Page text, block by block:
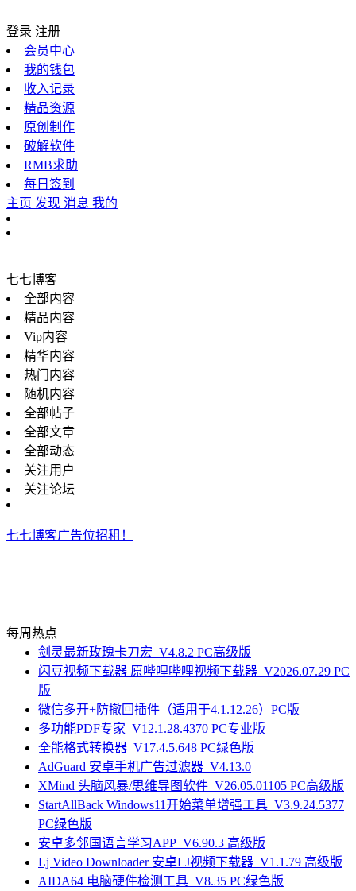
登录 注册
会员中心
我的钱包
收入记录
精品资源
原创制作
破解软件
RMB求助
每日签到
主页 发现 消息 我的
七七博客
全部内容
精品内容
Vip内容
精华内容
热门内容
随机内容
全部帖子
全部文章
全部动态
关注用户
关注论坛
七七博客广告位招租！
每周热点
剑灵最新玫瑰卡刀宏_V4.8.2 PC高级版
闪豆视频下载器 原哔哩哔哩视频下载器_V2026.07.29 PC
版
微信多开+防撤回插件（适用于4.1.12.26）PC版
多功能PDF专家_V12.1.28.4370 PC专业版
全能格式转换器_V17.4.5.648 PC绿色版
AdGuard 安卓手机广告过滤器_V4.13.0
XMind 头脑风暴/思维导图软件_V26.05.01105 PC高级版
StartAllBack Windows11开始菜单增强工具_V3.9.24.5377
PC绿色版
安卓多邻国语言学习APP_V6.90.3 高级版
Lj Video Downloader 安卓LJ视频下载器_V1.1.79 高级版
AIDA64 电脑硬件检测工具_V8.35 PC绿色版